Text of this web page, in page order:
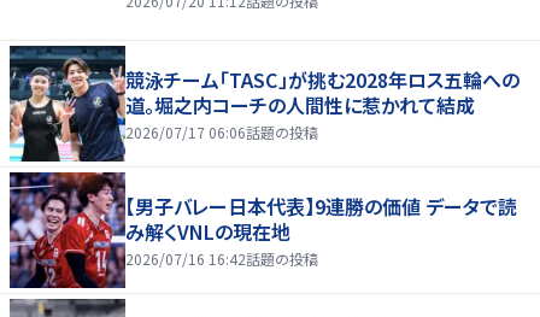
競泳チーム「TASC」が挑む2028年ロス五輪への
道。堀之内コーチの人間性に惹かれて結成
2026/07/17 06:06話題の投稿
【男子バレー日本代表】9連勝の価値 データで読
み解くVNLの現在地
2026/07/16 16:42話題の投稿